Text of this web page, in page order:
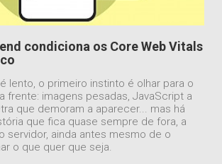
condiciona os Core Web Vitals
lento, o primeiro instinto é olhar para o
frente: imagens pesadas, JavaScript a
que demoram a aparecer... mas há
que fica quase sempre de fora, a
servidor, ainda antes mesmo de o
o que quer que seja.